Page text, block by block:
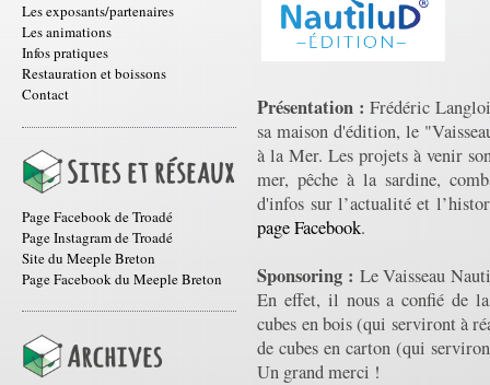
Les exposants/partenaires
Les animations
Infos pratiques
Restauration et boissons
Contact
Page Facebook de Troadé
Page Instagram de Troadé
Site du Meeple Breton
Page Facebook du Meeple Breton
Présentation : Frédéric
sa maison d'édition, le
à la Mer. Les projets à venir
mer, pêche à la sardine,
d'infos sur l’actualité et
page Facebook.
Sponsoring : Le Vaisseau
En effet, il nous a confié de
cubes en bois (qui serviront à
de cubes en carton (qui
Un grand merci !